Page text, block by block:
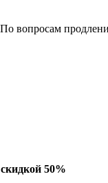
вопросам
50%